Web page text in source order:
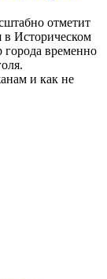
отметит
в Историческом
города временно
и как не